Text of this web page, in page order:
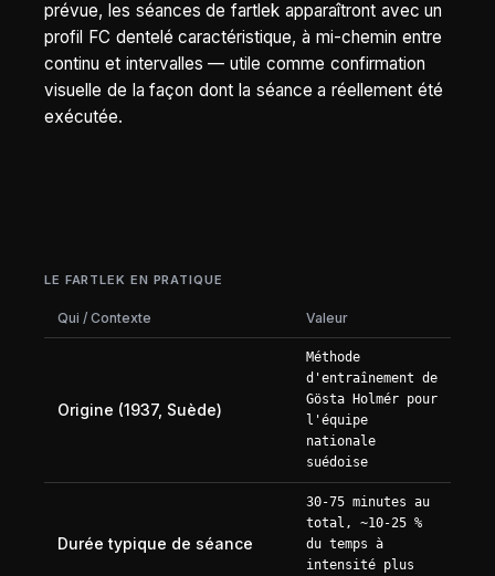
prévue, les séances de fartlek apparaîtront avec un
profil FC dentelé caractéristique, à mi-chemin entre
continu et intervalles — utile comme confirmation
visuelle de la façon dont la séance a réellement été
exécutée.
LE FARTLEK EN PRATIQUE
Qui / Contexte Valeur
Origine (1937, Suède)
Méthode
d'entraînement de
Gösta Holmér pour
l'équipe
nationale
suédoise
Durée typique de séance
30-75 minutes au
total, ~10-25 %
du temps à
intensité plus